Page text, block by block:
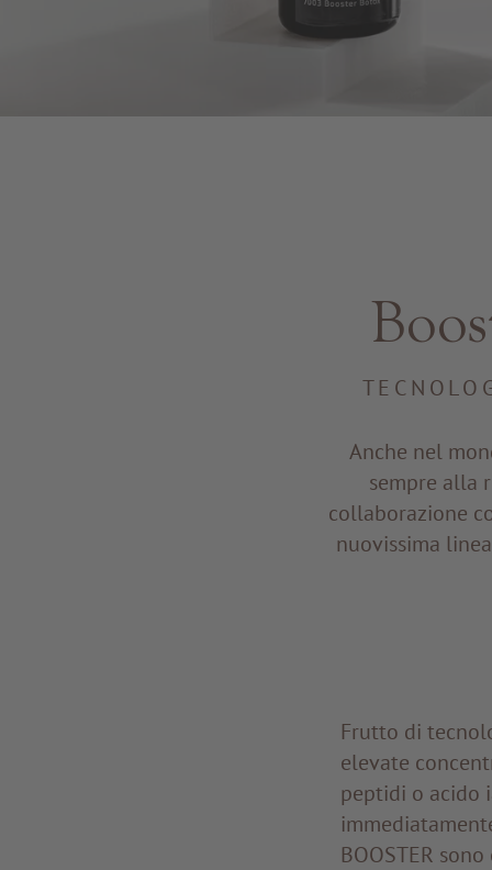
Anche nel
sempre alla
collaborazione
nuovissima
Frutto di
elevate
peptidi o acido
BOOSTER